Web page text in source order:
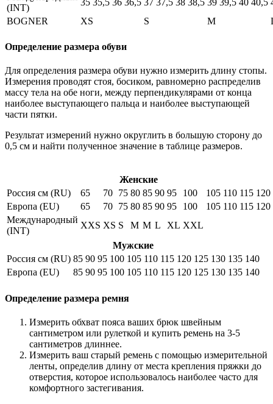
(INT)
BOGNER
XS S M
Определение размера обуви
Для определения размера обуви нужно измерить длину стопы.
Измерения проводят стоя, босиком, равномерно распределив
массу тела на обе ноги, между перпендикулярами от конца
наиболее выступающего пальца и наиболее выступающей
части пятки.
Результат измерений нужно округлить в большую сторону до
0,5 см и найти полученное значение в таблице размеров.
Женские
Россия см (RU)
65 70 75 80 85 90 95 100 105 110 115 120
Европа (EU)
65 70 75 80 85 90 95 100 105 110 115 120
Международный
(INT)
XXS XS S M M L XL XXL
Мужские
Россия см (RU) 85 90 95 100 105 110 115 120 125 130 135 140
Европа (EU)
85 90 95 100 105 110 115 120 125 130 135 140
Определение размера ремня
Измерить обхват пояса ваших брюк швейным
сантиметром или рулеткой и купить ремень на 3-5
сантиметров длиннее.
Измерить ваш старый ремень с помощью измерительной
ленты, определив длину от места крепления пряжки до
отверстия, которое использовалось наиболее часто для
комфортного застегивания.